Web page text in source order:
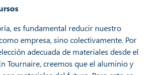
es fundamental reducir nuestro
empresa, sino colectivamente. Por
adecuada de materiales desde el
Tournaire, creemos que el aluminio y